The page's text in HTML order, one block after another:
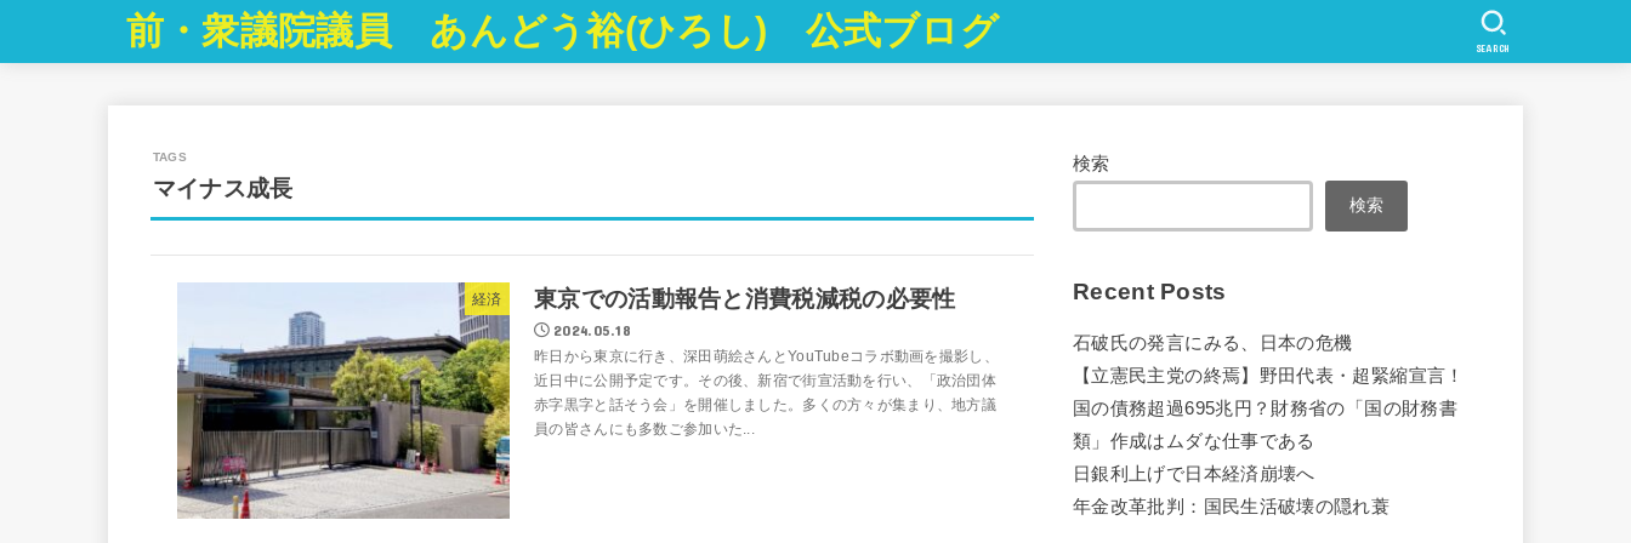
前・衆議院議員 あんどう裕(ひろし) 公式ブログ SEARCH
マイナス成長
経済 東京での活動報告と消費税減税の必要性
2024.05.18
昨日から東京に行き、深田萌絵さんとYouTubeコラボ動画を撮影し、
近日中に公開予定です。その後、新宿で街宣活動を行い、「政治団体
赤字黒字と話そう会」を開催しました。多くの方々が集まり、地方議
員の皆さんにも多数ご参加いた...
検索
検索
Recent Posts
石破氏の発言にみる、日本の危機
【立憲民主党の終焉】野田代表・超緊縮宣言！
国の債務超過695兆円？財務省の「国の財務書
類」作成はムダな仕事である
日銀利上げで日本経済崩壊へ
年金改革批判：国民生活破壊の隠れ蓑